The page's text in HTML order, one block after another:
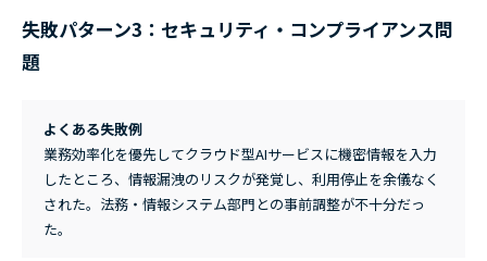
失敗パターン3：セキュリティ・コンプライアンス問
題
よくある失敗例
業務効率化を優先してクラウド型AIサービスに機密情報を入力
したところ、情報漏洩のリスクが発覚し、利用停止を余儀なく
された。法務・情報システム部門との事前調整が不十分だっ
た。